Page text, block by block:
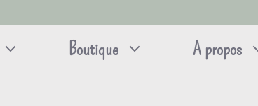
Boutique A propos